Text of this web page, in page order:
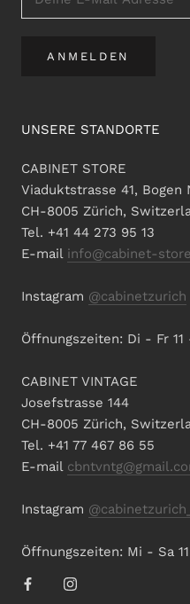
ANMELDEN
UNSERE STANDORTE
CABINET STORE
Viaduktstrasse 41, Bogen
CH-8005 Zürich,
Tel. +41 44 273 95 13
E-mail info@cabinet-
Instagram @cabinetzurich
Öffnungszeiten: Di - Fr 11
CABINET VINTAGE
Josefstrasse 144
CH-8005 Zürich,
Tel. +41 77 467 86 55
E-mail
Instagram
Öffnungszeiten: Mi - Sa